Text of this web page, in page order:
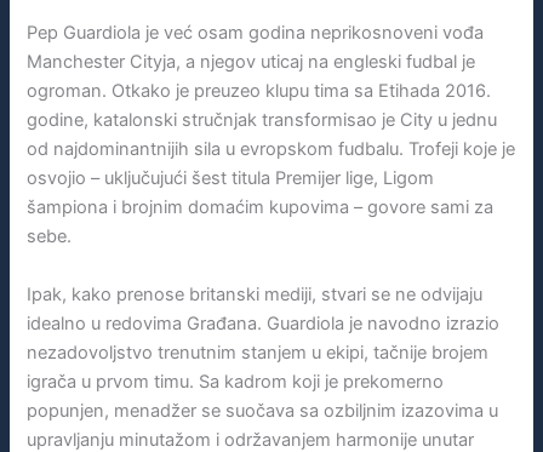
Pep Guardiola je već osam godina neprikosnoveni vođa
Manchester Cityja, a njegov uticaj na engleski fudbal je
ogroman. Otkako je preuzeo klupu tima sa Etihada 2016.
godine, katalonski stručnjak transformisao je City u jednu
od najdominantnijih sila u evropskom fudbalu. Trofeji koje je
osvojio – uključujući šest titula Premijer lige, Ligom
šampiona i brojnim domaćim kupovima – govore sami za
sebe.
Ipak, kako prenose britanski mediji, stvari se ne odvijaju
idealno u redovima Građana. Guardiola je navodno izrazio
nezadovoljstvo trenutnim stanjem u ekipi, tačnije brojem
igrača u prvom timu. Sa kadrom koji je prekomerno
popunjen, menadžer se suočava sa ozbiljnim izazovima u
upravljanju minutažom i održavanjem harmonije unutar